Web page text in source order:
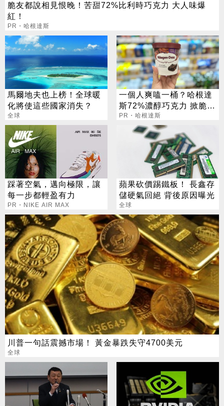
脆友都說相見恨晚！苦甜72%比利時巧克力 大人味爆
紅！
PR・哈根達斯
馬爾地夫也上榜！全球暖
化將使這些國家消失？
全球
一個人爽嗑一桶？哈根達
斯72%濃醇巧克力 掀脆友
共鳴
PR・哈根達斯
踩著空氣，邁向極限，讓
每一步都輕盈有力
PR・NIKE AIR MAX
蘋果砍價踢鐵板！ 長鑫存
儲硬氣回絕 背後原因曝光
全球
川普一句話震撼市場！ 黃金暴跌失守4700美元
全球